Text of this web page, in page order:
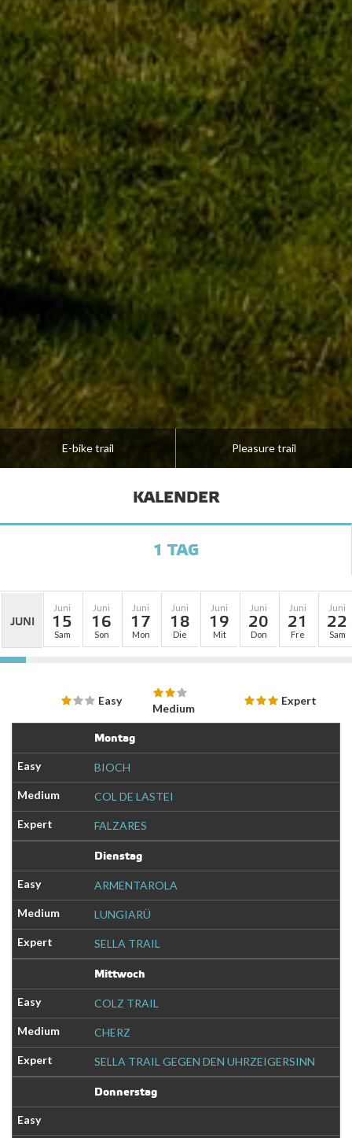
E-bike trail Pleasure trail
KALENDER
1 TAG
JUNI
Juni
15
Sam
Juni
16
Son
Juni
17
Mon
Juni
18
Die
Juni
19
Mit
Juni
20
Don
Juni
21
Fre
Juni
22
Sam
Easy
Medium
Expert
Montag
BIOCH
COL DE LASTEI
FALZARES
Dienstag
ARMENTAROLA
LUNGIARÜ
SELLA TRAIL
Mittwoch
COLZ TRAIL
CHERZ
SELLA TRAIL GEGEN DEN UHRZEIGERSINN
Donnerstag